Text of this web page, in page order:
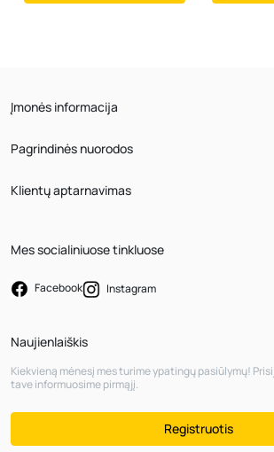
Įmonės informacija
Pagrindinės nuorodos
Klientų aptarnavimas
Mes socialiniuose tinkluose
Facebook Instagram
Naujienlaiškis
Kiekvieną mėnesį mes turime ypatingų pasiūlymų!
tave informuosime pirmąjį.
Registruotis